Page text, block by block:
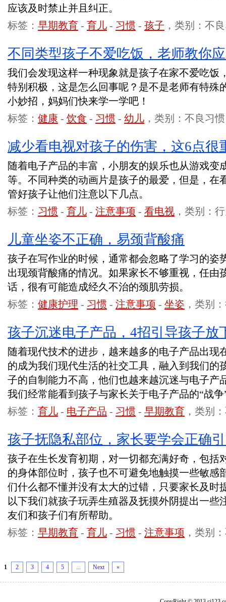
应该及时禁止并且纠正。
标签： 早期教育 - 育儿 - 习惯 - 孩子 ，类别：不
不同类型孩子不爱吃饭，老师教你
我们会发现这样一种现象就是孩子在家不爱吃饭
特别积极，这是怎么回事呢？是不是老师有特殊
小妙招，妈妈们快来学一学吧！
标签： 健康 - 饮食 - 习惯 - 幼儿 ，类别：不良习惯
减少看电视对孩子的伤害，这6点很
随着电子产品的丰富，小朋友的娱乐也从游戏变
等。不同种类的动画片是孩子的最爱，但是，在
管好孩子让他们注意以下几点。
标签： 习惯 - 育儿 - 注意事项 - 看电视 ，类别：
儿童坐姿不正确，易颈背酸痛
孩子在写作业的时候，通常都会忽略了学习的姿
出现颈背酸痛的情况。如果家长不够重视，任由
话，很有可能造成经久不治的颈肌劳损。
标签： 健康护理 - 习惯 - 注意事项 - 坐姿 ，类别
孩子沉迷电子产品，4招引导孩子放
随着现代技术的进步，越来越多的电子产品出现
的成为我们现代生活的社交工具，融入到我们的
子的自制能力不高，他们也越来越沉迷与电子产
我们经常能看到孩子与家长关于电子产品的“战争
标签： 育儿 - 电子产品 - 习惯 - 早期教育 ，类别
孩子抚隐私部位，家长要学会正确
孩子在生长发育初期，对一切都充满好奇，包括
的身体部位时，孩子也不可避免地触摸一些敏感
们什么都不懂并没有太大的过错，只要家长及时
以下我们就孩子玩弄生殖器及抚摸外阴提出一些
友们和孩子们有所帮助。
标签： 早期教育 - 育儿 - 习惯 - 注意事项 ，类别
1 2 3 4 5 ... Next »